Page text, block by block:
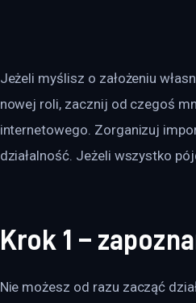
Jeżeli myślisz o założeniu
nowej roli, zacznij od czegoś
internetowego. Zorganizuj
działalność. Jeżeli wszystko
Krok 1 –
Nie możesz od razu zacząć